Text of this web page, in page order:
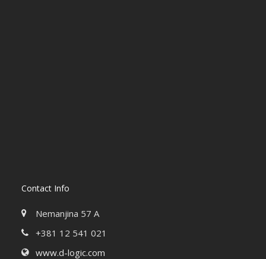
Contact Info
Nemanjina 57 A
+381 12 541 021
www.d-logic.com